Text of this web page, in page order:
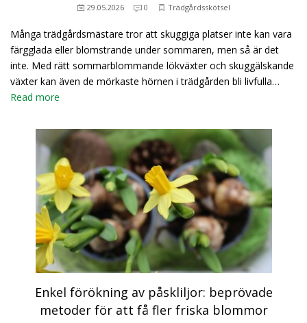
29.05.2026 0 Trädgårdsskötsel
Många trädgårdsmästare tror att skuggiga platser inte kan vara
färgglada eller blomstrande under sommaren, men så är det
inte. Med rätt sommarblommande lökväxter och skuggälskande
växter kan även de mörkaste hörnen i trädgården bli livfulla…
Read more
Enkel förökning av påskliljor: beprövade
metoder för att få fler friska blommor